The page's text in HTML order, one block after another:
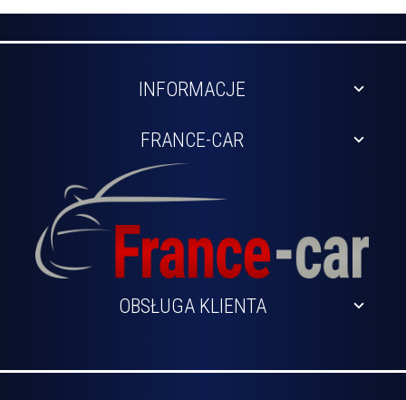
INFORMACJE
FRANCE-CAR
OBSŁUGA KLIENTA